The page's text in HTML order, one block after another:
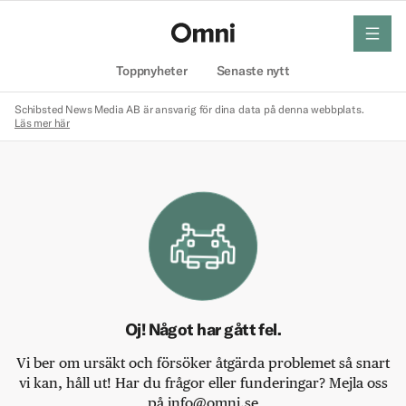
Toppnyheter Senaste nytt
meny
Schibsted News Media AB är ansvarig för dina data på denna webbplats.
Läs mer här
Oj! Något har gått fel.
Vi ber om ursäkt och försöker åtgärda problemet så snart
vi kan, håll ut! Har du frågor eller funderingar? Mejla oss